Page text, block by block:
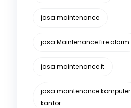
jasa maintenance
jasa Maintenance fire alarm
jasa maintenance it
jasa maintenance komputer
kantor